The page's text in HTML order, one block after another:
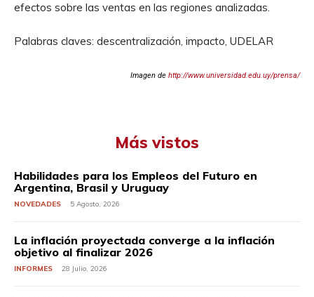
efectos sobre las ventas en las regiones analizadas.
Palabras claves: descentralización, impacto, UDELAR
Imagen de http://www.universidad.edu.uy/prensa/
Más vistos
Habilidades para los Empleos del Futuro en
Argentina, Brasil y Uruguay
NOVEDADES 5 Agosto, 2026
La inflación proyectada converge a la inflación
objetivo al finalizar 2026
INFORMES 28 Julio, 2026